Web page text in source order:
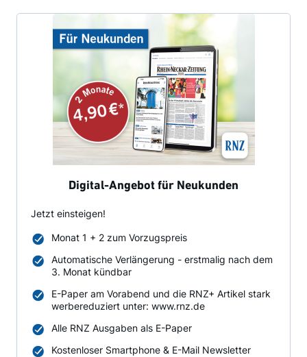
Digital-Angebot für Neukunden
Jetzt einsteigen!
Monat 1 + 2 zum Vorzugspreis
Automatische Verlängerung - erstmalig nach dem
3. Monat kündbar
E-Paper am Vorabend und die RNZ+ Artikel stark
werbereduziert unter: www.rnz.de
Alle RNZ Ausgaben als E-Paper
Kostenloser Smartphone & E-Mail Newsletter